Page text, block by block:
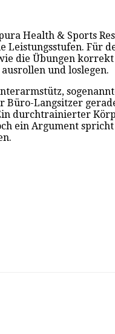
Health & Sports
Für
die Übungen
und loslegen.
Langsitzer
durchtrainierter
ein Argument